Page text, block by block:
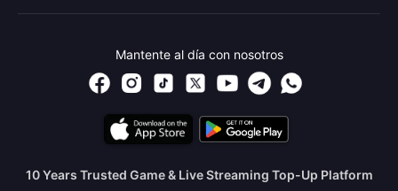
Mantente al día con nosotros
10 Years Trusted Game & Live Streaming Top-Up Platform